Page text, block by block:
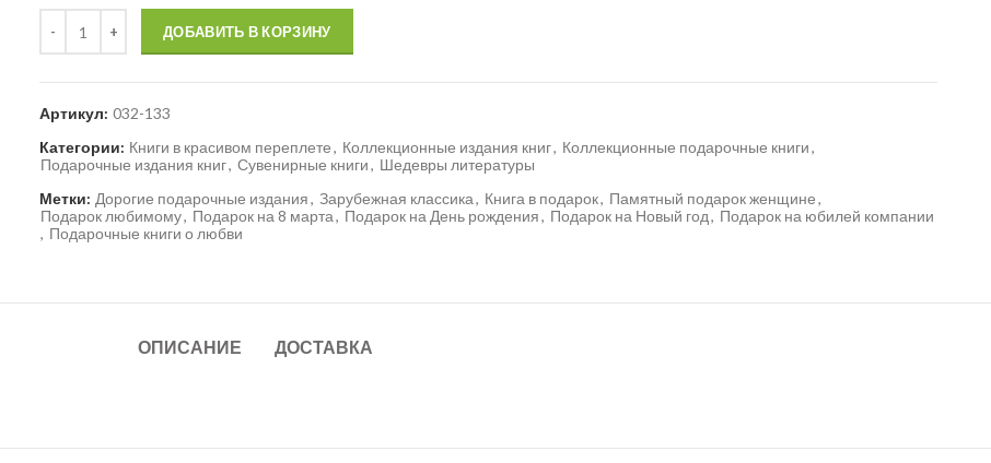
ДОБАВИТЬ В КОРЗИНУ
Артикул: 032-133
Категории: Книги в красивом переплете, Коллекционные издания книг, Коллекционные подарочные книги,
Подарочные издания книг, Сувенирные книги, Шедевры литературы
Метки: Дорогие подарочные издания, Зарубежная классика, Книга в подарок, Памятный подарок женщине,
Подарок любимому, Подарок на 8 марта, Подарок на День рождения, Подарок на Новый год, Подарок на юбилей компании
, Подарочные книги о любви
ОПИСАНИЕ ДОСТАВКА